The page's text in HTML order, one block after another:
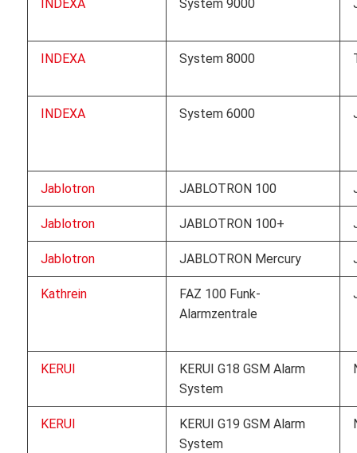
INDEXA System 9000
INDEXA System 8000
INDEXA System 6000
Jablotron JABLOTRON 100
Jablotron JABLOTRON 100+
Jablotron JABLOTRON Mercury
Kathrein
FAZ 100 Funk-
Alarmzentrale
KERUI
KERUI G18 GSM Alarm
System
KERUI
KERUI G19 GSM Alarm
System